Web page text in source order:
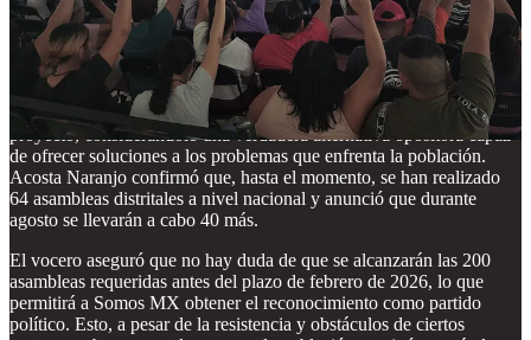
fue validada por la 02 Junta Distrital del Instituto Nacional Electoral
(INE).
El vocero de Somos MX, Guadalupe Acosta Naranjo, expresó su
satisfacción por el desarrollo de la asamblea y reconoció el esfuerzo
de los organizadores, directrices y ciudadanos que se sumaron al
proyecto, considerándolo una verdadera alternativa opositora capaz
de ofrecer soluciones a los problemas que enfrenta la población.
Acosta Naranjo confirmó que, hasta el momento, se han realizado
64 asambleas distritales a nivel nacional y anunció que durante
agosto se llevarán a cabo 40 más.
El vocero aseguró que no hay duda de que se alcanzarán las 200
asambleas requeridas antes del plazo de febrero de 2026, lo que
permitirá a Somos MX obtener el reconocimiento como partido
político. Esto, a pesar de la resistencia y obstáculos de ciertos